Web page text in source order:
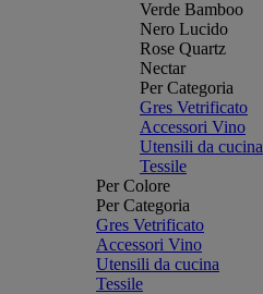
Verde Bamboo
Nero Lucido
Rose Quartz
Nectar
Per Categoria
Gres Vetrificato
Accessori Vino
Utensili da cucina
Tessile
Per Colore
Per Categoria
Gres Vetrificato
Accessori Vino
Utensili da cucina
Tessile